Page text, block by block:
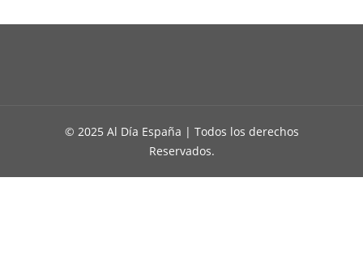
© 2025 Al Día España | Todos los derechos
Reservados.